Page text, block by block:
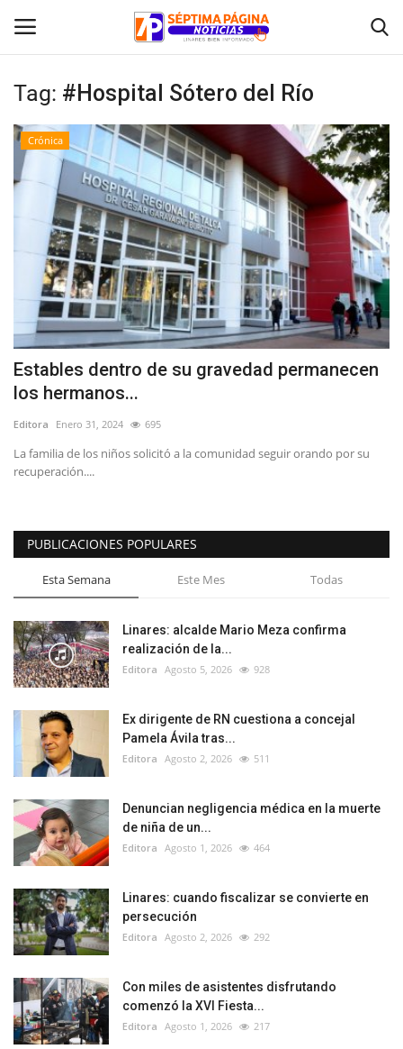
Inicio
Crónica
Policial
Tribunales
Deporte
Política
Espectáculos
Tag: #Hospital Sótero del Río
Crónica
Estables dentro de su gravedad permanecen
los hermanos...
Editora Enero 31, 2024 695
La familia de los niños solicitó a la comunidad seguir orando por su
recuperación....
PUBLICACIONES POPULARES
Esta Semana Este Mes Todas
Linares: alcalde Mario Meza confirma
realización de la...
Editora Agosto 5, 2026 928
Ex dirigente de RN cuestiona a concejal
Pamela Ávila tras...
Editora Agosto 2, 2026 511
Denuncian negligencia médica en la muerte
de niña de un...
Editora Agosto 1, 2026 464
Linares: cuando fiscalizar se convierte en
persecución
Editora Agosto 2, 2026 292
Con miles de asistentes disfrutando
comenzó la XVI Fiesta...
Editora Agosto 1, 2026 217